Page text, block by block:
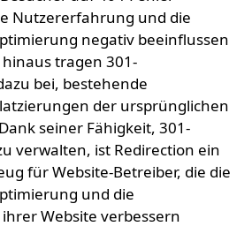
Nutzererfahrung und die
negativ beeinflussen
tragen 301-
bei, bestehende
der ursprünglichen
seiner Fähigkeit, 301-
verwalten, ist Redirection ein
für Website-Betreiber, die die
und die
Website verbessern